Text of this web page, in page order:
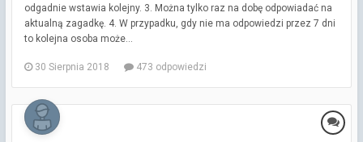
odgadnie wstawia kolejny. 3. Można tylko raz na dobę odpowiadać na
aktualną zagadkę. 4. W przypadku, gdy nie ma odpowiedzi przez 7 dni
to kolejna osoba może...
30 Sierpnia 2018 473 odpowiedzi